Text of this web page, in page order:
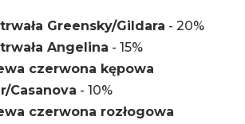
Greensky/Gildara - 20%
Angelina - 15%
czerwona kępowa
Casanova - 10%
czerwona rozłogowa